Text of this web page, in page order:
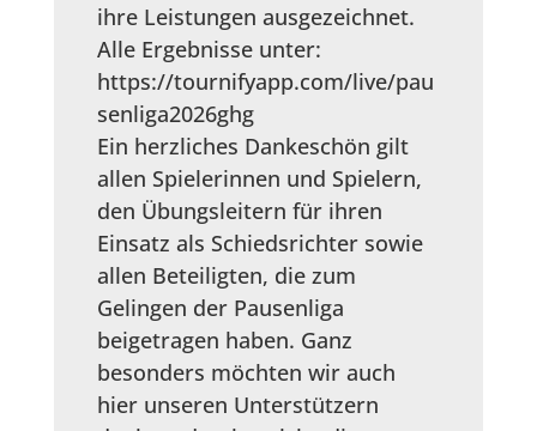
ihre Leistungen ausgezeichnet.
Alle Ergebnisse unter:
https://tournifyapp.com/live/pau
senliga2026ghg
Ein herzliches Dankeschön gilt
allen Spielerinnen und Spielern,
den Übungsleitern für ihren
Einsatz als Schiedsrichter sowie
allen Beteiligten, die zum
Gelingen der Pausenliga
beigetragen haben. Ganz
besonders möchten wir auch
hier unseren Unterstützern